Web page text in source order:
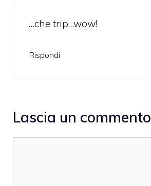
…che trip…wow!
Rispondi
Lascia un commento